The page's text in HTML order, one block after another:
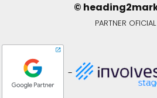
©
PARTNER
-